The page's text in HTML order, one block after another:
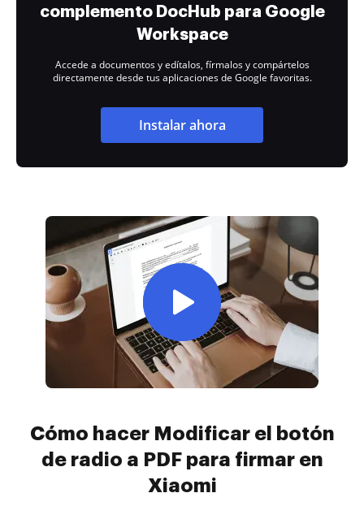
complemento DocHub para Google
Workspace
Accede a documentos y edítalos, fírmalos y compártelos
directamente desde tus aplicaciones de Google favoritas.
Instalar ahora
Cómo hacer Modificar el botón
de radio a PDF para firmar en
Xiaomi